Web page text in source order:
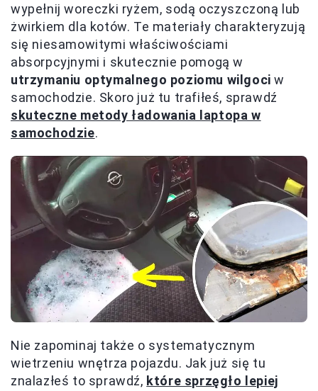
wypełnij woreczki ryżem, sodą oczyszczoną lub
żwirkiem dla kotów. Te materiały charakteryzują
się niesamowitymi właściwościami
absorpcyjnymi i skutecznie pomogą w
utrzymaniu optymalnego poziomu wilgoci w
samochodzie. Skoro już tu trafiłeś, sprawdź
skuteczne metody ładowania laptopa w
samochodzie.
Nie zapominaj także o systematycznym
wietrzeniu wnętrza pojazdu. Jak już się tu
znalazłeś to sprawdź, które sprzęgło lepiej